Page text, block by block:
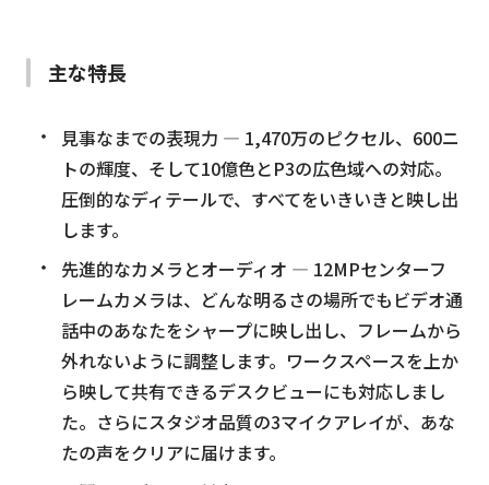
主な特長
見事なまでの表現力 — 1,470万のピクセル、600ニ
トの輝度、そして10億色とP3の広色域への対応。
圧倒的なディテールで、すべてをいきいきと映し出
します。
先進的なカメラとオーディオ — 12MPセンターフ
レームカメラは、どんな明るさの場所でもビデオ通
話中のあなたをシャープに映し出し、フレームから
外れないように調整します。ワークスペースを上か
ら映して共有できるデスクビューにも対応しまし
た。さらにスタジオ品質の3マイクアレイが、あな
たの声をクリアに届けます。